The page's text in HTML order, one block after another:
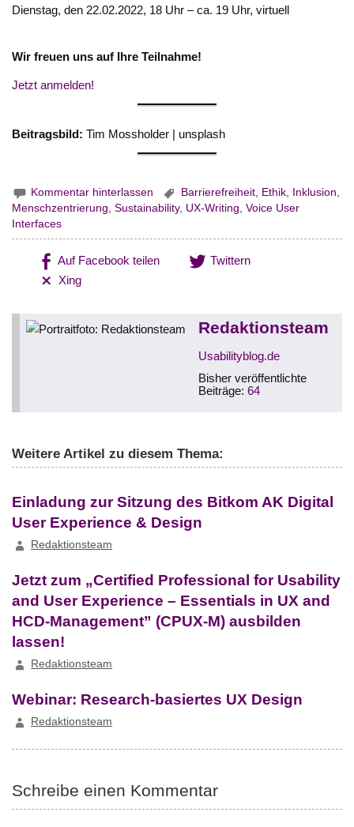
Dienstag, den 22.02.2022, 18 Uhr – ca. 19 Uhr, virtuell
Wir freuen uns auf Ihre Teilnahme!
Jetzt anmelden!
Beitragsbild: Tim Mossholder | unsplash
Kommentar hinterlassen Barrierefreiheit Ethik Inklusion
Menschzentrierung,Sustainability, UX-Writing,Voice User
Interfaces
Auf Facebook teilen
Twittern
Xing
Redaktionsteam
Usabilityblog.de
Bisher veröffentlichte
Beiträge:64
Weitere Artikel zu diesem Thema:
Einladung zur Sitzung des Bitkom AK Digital
User Experience & Design
Redaktionsteam
Jetzt zum „Certified Professional for Usability
and User Experience – Essentials in UX and
HCD-Management” (CPUX-M) ausbilden
lassen!
Redaktionsteam
Webinar: Research-basiertes UX Design
Redaktionsteam
Schreibe einen Kommentar